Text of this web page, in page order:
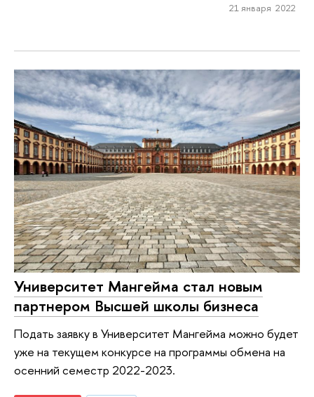
21 января 2022
Университет Мангейма стал новым
партнером Высшей школы бизнеса
Подать заявку в Университет Мангейма можно будет
уже на текущем конкурсе на программы обмена на
осенний семестр 2022-2023.